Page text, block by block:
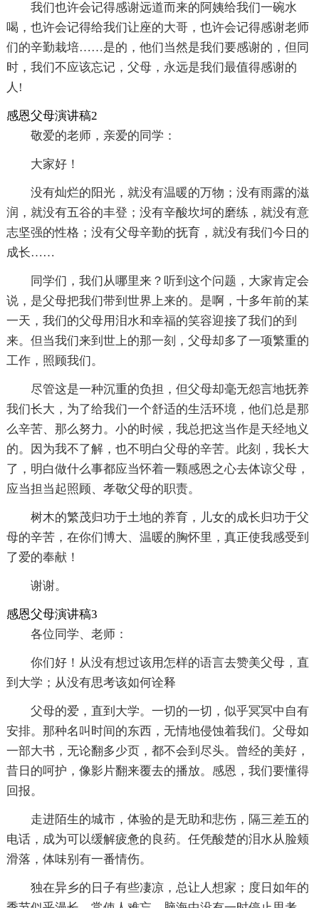
我们也许会记得感谢远道而来的阿姨给我们一碗水
喝，也许会记得给我们让座的大哥，也许会记得感谢老师
们的辛勤栽培……是的，他们当然是我们要感谢的，但同
时，我们不应该忘记，父母，永远是我们最值得感谢的
人!
感恩父母演讲稿2
敬爱的老师，亲爱的同学：
大家好！
没有灿烂的阳光，就没有温暖的万物；没有雨露的滋
润，就没有五谷的丰登；没有辛酸坎坷的磨练，就没有意
志坚强的性格；没有父母辛勤的抚育，就没有我们今日的
成长……
同学们，我们从哪里来？听到这个问题，大家肯定会
说，是父母把我们带到世界上来的。是啊，十多年前的某
一天，我们的父母用泪水和幸福的笑容迎接了我们的到
来。但当我们来到世上的那一刻，父母却多了一项繁重的
工作，照顾我们。
尽管这是一种沉重的负担，但父母却毫无怨言地抚养
我们长大，为了给我们一个舒适的生活环境，他们总是那
么辛苦、那么努力。小的时候，我总把这当作是天经地义
的。因为我不了解，也不明白父母的辛苦。此刻，我长大
了，明白做什么事都应当怀着一颗感恩之心去体谅父母，
应当担当起照顾、孝敬父母的职责。
树木的繁茂归功于土地的养育，儿女的成长归功于父
母的辛苦，在你们博大、温暖的胸怀里，真正使我感受到
了爱的奉献！
谢谢。
感恩父母演讲稿3
各位同学、老师：
你们好！从没有想过该用怎样的语言去赞美父母，直
到大学；从没有思考该如何诠释
父母的爱，直到大学。一切的一切，似乎冥冥中自有
安排。那种名叫时间的东西，无情地侵蚀着我们。父母如
一部大书，无论翻多少页，都不会到尽头。曾经的美好，
昔日的呵护，像影片翻来覆去的播放。感恩，我们要懂得
回报。
走进陌生的城市，体验的是无助和悲伤，隔三差五的
电话，成为可以缓解疲惫的良药。任凭酸楚的泪水从脸颊
滑落，体味别有一番情伤。
独在异乡的日子有些凄凉，总让人想家；度日如年的